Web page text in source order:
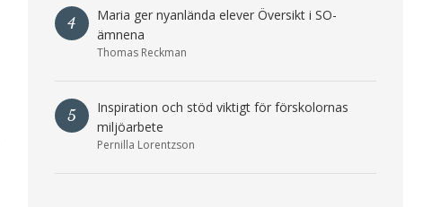
4
Maria ger nyanlända elever Översikt i SO-
ämnena
Thomas Reckman
5
Inspiration och stöd viktigt för förskolornas
miljöarbete
Pernilla Lorentzson